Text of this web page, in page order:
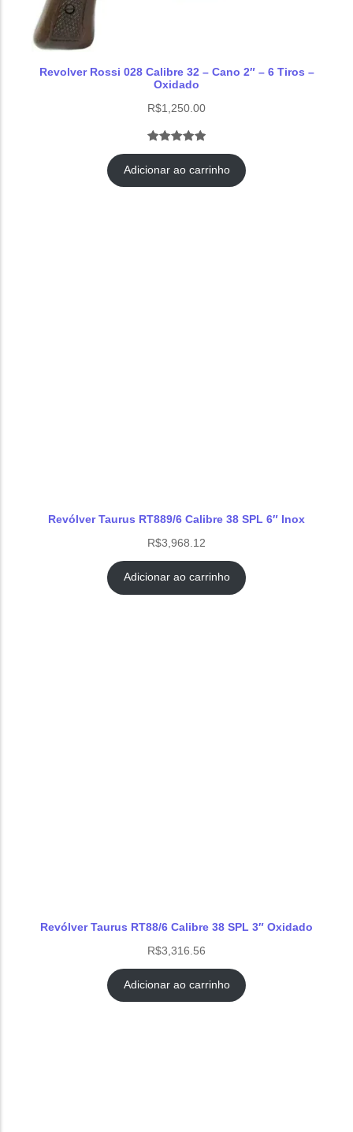
Revolver Rossi 028 Calibre 32 – Cano 2″ – 6 Tiros –
Oxidado
R$1,250.00
Avaliado
como5.00
de 5, com
2
Adicionar ao carrinho
Revólver Taurus RT889/6 Calibre 38 SPL 6″ Inox
R$3,968.12
Adicionar ao carrinho
Revólver Taurus RT88/6 Calibre 38 SPL 3″ Oxidado
R$3,316.56
Adicionar ao carrinho